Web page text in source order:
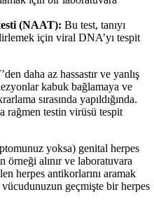
(NAAT): Bu test, tanıyı
için viral DNA’yı tespit
daha az hassastır ve yanlış
kabuk bağlamaya ve
sırasında yapıldığında.
rağmen testin virüsü tespit
yoksa) genital herpes
örneği alınır ve laboratuvara
herpes antikorlarını aramak
geçmişte bir herpes